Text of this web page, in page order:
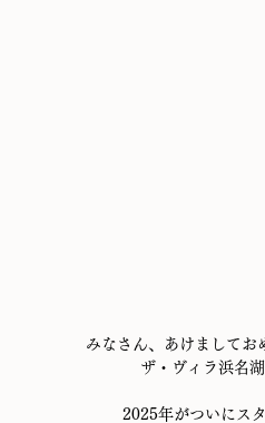
みなさん、あけましてお
ザ・ヴィラ浜名
2025年がついにス